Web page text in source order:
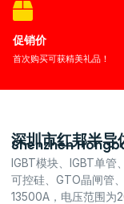
促销价
首次购买可获精美礼品！
深圳市红邦半导
Shenzhen
IGBT模块、IGBT单管
可控硅、GTO晶闸管
13500A，电压范围为